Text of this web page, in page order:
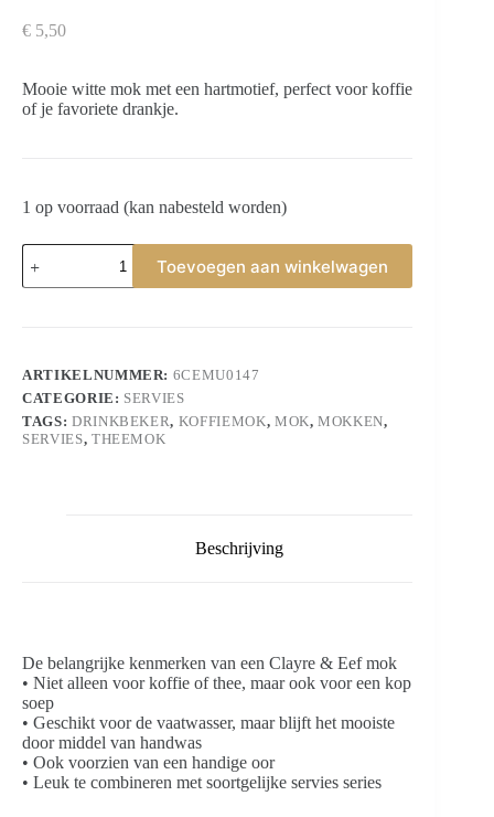
€ 5,50
Mooie witte mok met een hartmotief, perfect voor koffie
of je favoriete drankje.
1 op voorraad (kan nabesteld worden)
Mok
Keramiek
Hart
Toevoegen aan winkelwagen
ARTIKELNUMMER: 6CEMU0147
CATEGORIE: SERVIES
TAGS: DRINKBEKER, KOFFIEMOK, MOK,MOKKEN,
SERVIES, THEEMOK
Beschrijving
De belangrijke kenmerken van een Clayre & Eef mok
• Niet alleen voor koffie of thee, maar ook voor een kop
soep
• Geschikt voor de vaatwasser, maar blijft het mooiste
door middel van handwas
• Ook voorzien van een handige oor
• Leuk te combineren met soortgelijke servies series